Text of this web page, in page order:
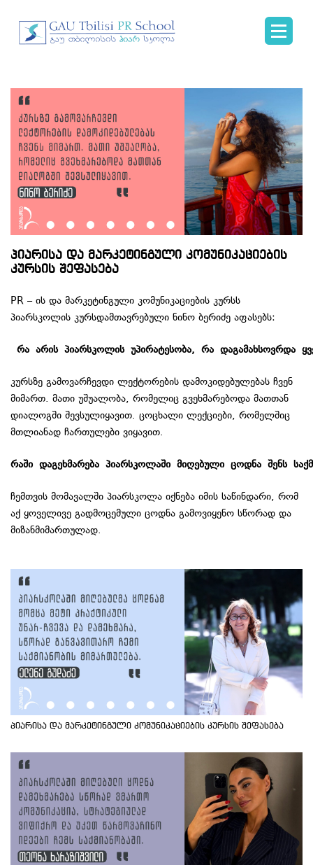
პიარისა და მარკეტინგული კომუნიკაციების
კურსის შეფასება
PR – ის და მარკეტინგული კომუნიკაციების კურსს
პიარსკოლის კურსდამთავრებული ნინო ბერიძე აფასებს:
რა არის პიარსკოლის უპირატესობა, რა დაგამახსოვრდა
კურსზე გამოვარჩევდი ლექტორების დამოკიდებულებას ჩვენ
მიმართ. მათი უშუალობა, რომელიც გვეხმარებოდა მათთან
დიალოგში შევსულიყავით. ცოცხალი ლექციები, რომელშიც
მთლიანად ჩართულები ვიყავით.
რაში დაგეხმარება პიარსკოლაში მიღებული ცოდნა შენს
ჩემთვის მომავალში პიარსკოლა იქნება იმის საწინდარი, რომ
აქ ყოველივე გადმოცემული ცოდნა გამოვიყენო სწორად და
მიზანმიმართულად.
პიარისა და მარკეტინგული კომუნიკაციების კურსის შეფასება